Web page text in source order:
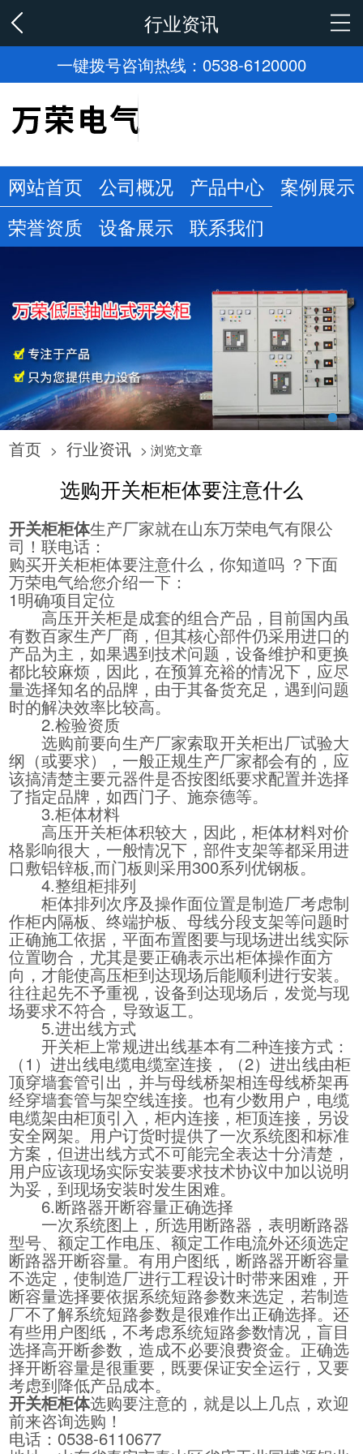
行业资讯
一键拨号咨询热线：0538-6120000
网站首页 公司概况 产品中心
案例展示
荣誉资质
设备展示 联系我们
首页 > 行业资讯 > 浏览文章
选购开关柜柜体要注意什么
开关柜柜体生产厂家就在山东万荣电气有限公
司！联电话：
购买开关柜柜体要注意什么，你知道吗 ？下面
万荣电气给您介绍一下：
1明确项目定位
高压开关柜是成套的组合产品，目前国内虽
有数百家生产厂商，但其核心部件仍采用进口的
产品为主，如果遇到技术问题，设备维护和更换
都比较麻烦，因此，在预算充裕的情况下，应尽
量选择知名的品牌，由于其备货充足，遇到问题
时的解决效率比较高。
2.检验资质
选购前要向生产厂家索取开关柜出厂试验大
纲（或要求），一般正规生产厂家都会有的，应
该搞清楚主要元器件是否按图纸要求配置并选择
了指定品牌，如西门子、施奈德等。
3.柜体材料
高压开关柜体积较大，因此，柜体材料对价
格影响很大，一般情况下，部件支架等都采用进
口敷铝锌板,而门板则采用300系列优钢板。
4.整组柜排列
柜体排列次序及操作面位置是制造厂考虑制
作柜内隔板、终端护板、母线分段支架等问题时
正确施工依据，平面布置图要与现场进出线实际
位置吻合，尤其是要正确表示出柜体操作面方
向，才能使高压柜到达现场后能顺利进行安装。
往往起先不予重视，设备到达现场后，发觉与现
场要求不符合，导致返工。
5.进出线方式
开关柜上常规进出线基本有二种连接方式：
（1）进出线电缆电缆室连接，（2）进出线由柜
顶穿墙套管引出，并与母线桥架相连母线桥架再
经穿墙套管与架空线连接。也有少数用户，电缆
电缆架由柜顶引入，柜内连接，柜顶连接，另设
安全网架。用户订货时提供了一次系统图和标准
方案，但进出线方式不可能完全表达十分清楚，
用户应该现场实际安装要求技术协议中加以说明
为妥，到现场安装时发生困难。
6.断路器开断容量正确选择
一次系统图上，所选用断路器，表明断路器
型号、额定工作电压、额定工作电流外还须选定
断路器开断容量。有用户图纸，断路器开断容量
不选定，使制造厂进行工程设计时带来困难，开
断容量选择要依据系统短路参数来选定，若制造
厂不了解系统短路参数是很难作出正确选择。还
有些用户图纸，不考虑系统短路参数情况，盲目
选择高开断参数，造成不必要浪费资金。正确选
择开断容量是很重要，既要保证安全运行，又要
考虑到降低产品成本。
开关柜柜体选购要注意的，就是以上几点，欢迎
前来咨询选购！
电话：0538-6110677